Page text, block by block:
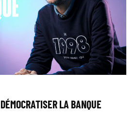
LA BANQUE